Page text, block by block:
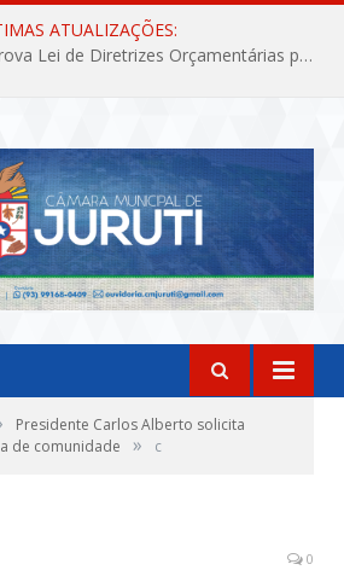
ATUALIZAÇÕES:
Câmara Municipal aprova Lei de Diretrizes Orçamentárias para o exercício financeiro de 2027
Presidente Carlos Alberto solicita
de comunidade
» c
0